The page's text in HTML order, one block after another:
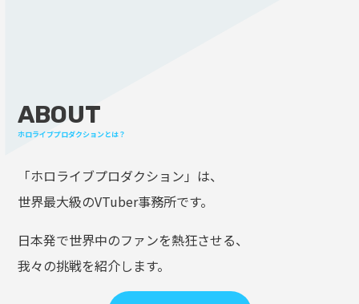
ABOUT
ホロライブプロダクションとは？
「ホロライブプロダクション」は、
世界最大級のVTuber事務所です。
日本発で世界中のファンを熱狂させる、
我々の挑戦を紹介します。